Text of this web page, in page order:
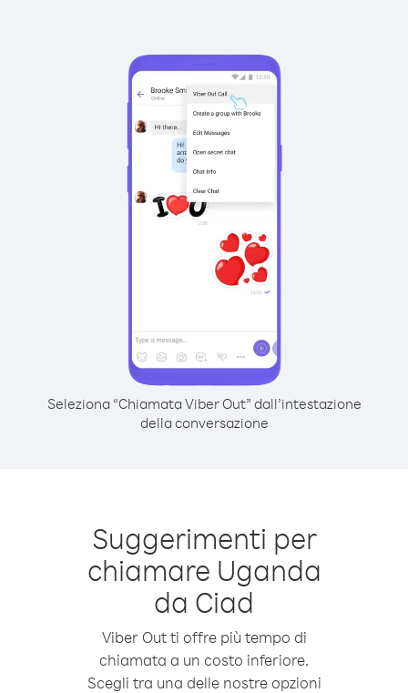
Seleziona “Chiamata Viber Out” dall’intestazione
della conversazione
Suggerimenti per
chiamare Uganda
da Ciad
Viber Out ti offre più tempo di
chiamata a un costo inferiore.
Scegli tra una delle nostre opzioni